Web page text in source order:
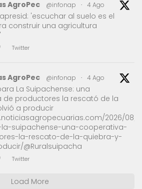
AgroPec @infonap · 4 Ago
'escuchar al suelo es el
construir una agricultura
Twitter
AgroPec @infonap · 4 Ago
La Suipachense: una
de productores la rescató de la
a producir
2026/08/
suipachense-una-cooperativa-
la-rescato-de-la-quiebra-y-
@Ruralsuipacha
Twitter
Load More